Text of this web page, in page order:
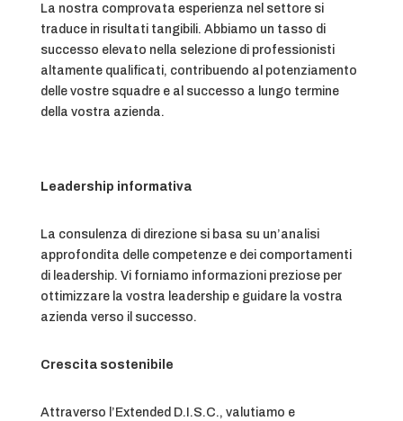
La nostra comprovata esperienza nel settore si
traduce in risultati tangibili. Abbiamo un tasso di
successo elevato nella selezione di professionisti
altamente qualificati, contribuendo al potenziamento
delle vostre squadre e al successo a lungo termine
della vostra azienda.
Leadership informativa
La consulenza di direzione si basa su un’analisi
approfondita delle competenze e dei comportamenti
di leadership. Vi forniamo informazioni preziose per
ottimizzare la vostra leadership e guidare la vostra
azienda verso il successo.
Crescita sostenibile
Attraverso l’Extended D.I.S.C., valutiamo e